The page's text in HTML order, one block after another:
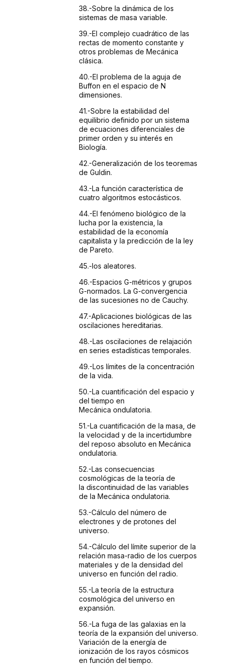
38.-Sobre la dinámica de los
sistemas de masa variable.
39.-El complejo cuadrático de las
rectas de momento constante y
otros problemas de Mecánica
clásica.
40.-El problema de la aguja de
Buffon en el espacio de N
dimensiones.
41.-Sobre la estabilidad del
equilibrio definido por un sistema
de ecuaciones diferenciales de
primer orden y su interés en
Biología.
42.-Generalización de los teoremas
de Guldin.
43.-La función característica de
cuatro algoritmos estocásticos.
44.-El fenómeno biológico de la
lucha por la existencia, la
estabilidad de la economía
capitalista y la predicción de la ley
de Pareto.
45.-los aleatores.
46.-Espacios G-métricos y grupos
G-normados. La G-convergencia
de las sucesiones no de Cauchy.
47.-Aplicaciones biológicas de las
oscilaciones hereditarias.
48.-Las oscilaciones de relajación
en series estadísticastemporales.
49.-Los límites de la concentración
de la vida.
50.-La cuantificación del espacio y
del tiempo en
Mecánica ondulatoria.
51.-La cuantificación de la masa, de
la velocidad y de la incertidumbre
del reposo absoluto en Mecánica
ondulatoria.
52.-Las consecuencias
cosmológicas de la teoría de
la discontinuidad de las variables
de la Mecánica ondulatoria.
53.-Cálculo del número de
electrones y de protones del
universo.
54.-Cálculo del límite superior de la
relación masa-radio de los cuerpos
materiales y de la densidad del
universo en función del radio.
55.-Lateoría de la estructura
cosmológica del universo en
expansión.
56.-La fuga de las galaxias en la
teoría de la expansión del universo.
Variación de la energía de
ionización de los rayos cósmicos
en función del tiempo.